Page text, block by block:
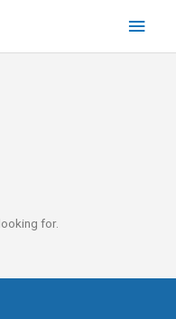
for.